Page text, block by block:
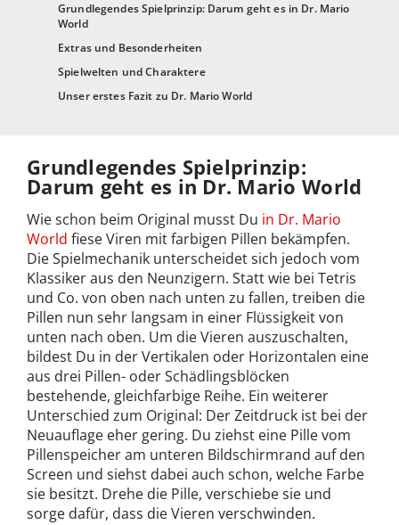
Grundlegendes Spielprinzip: Darum geht es in Dr. Mario
World
Extras und Besonderheiten
Spielwelten und Charaktere
Unser erstes Fazit zu Dr. Mario World
Grundlegendes Spielprinzip:
Darum geht es in Dr. Mario World
Wie schon beim Original musst Du in Dr. Mario
World fiese Viren mit farbigen Pillen bekämpfen.
Die Spielmechanik unterscheidet sich jedoch vom
Klassiker aus den Neunzigern. Statt wie bei Tetris
und Co. von oben nach unten zu fallen, treiben die
Pillen nun sehr langsam in einer Flüssigkeit von
unten nach oben. Um die Vieren auszuschalten,
bildest Du in der Vertikalen oder Horizontalen eine
aus drei Pillen- oder Schädlingsblöcken
bestehende, gleichfarbige Reihe. Ein weiterer
Unterschied zum Original: Der Zeitdruck ist bei der
Neuauflage eher gering. Du ziehst eine Pille vom
Pillenspeicher am unteren Bildschirmrand auf den
Screen und siehst dabei auch schon, welche Farbe
sie besitzt. Drehe die Pille, verschiebe sie und
sorge dafür, dass die Vieren verschwinden.